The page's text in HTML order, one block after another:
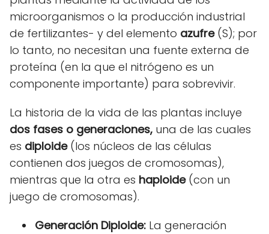
microorganismos o la producción industrial
de fertilizantes- y del elemento azufre(S); por
lo tanto, no necesitan una fuente externa de
proteína (en la que el nitrógeno es un
componente importante) para sobrevivir.
La historia de la vida de las plantas incluye
dos fases o generaciones, una de las cuales
es diploide(los núcleos de las células
contienen dos juegos de cromosomas),
mientras que la otra es haploide(con un
juego de cromosomas).
Generación Diploide: La generación